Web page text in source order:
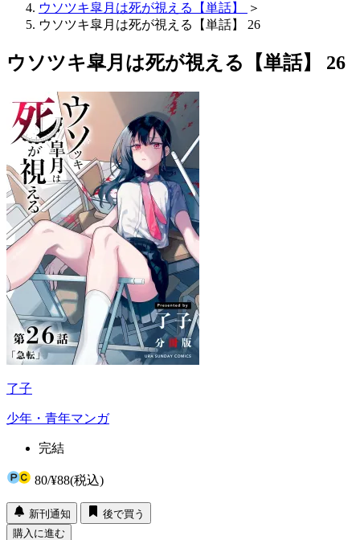
ウソツキ皐月は死が視える【単話】
＞
ウソツキ皐月は死が視える【単話】 26
ウソツキ皐月は死が視える【単話】 26
了子
少年・青年マンガ
完結
80/¥88(税込)
新刊通知
後で買う
購入に進む